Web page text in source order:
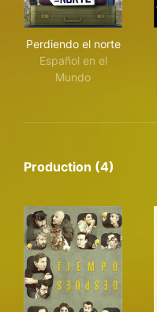
Perdiendo el norte
Español en el
Mundo
Production (4)